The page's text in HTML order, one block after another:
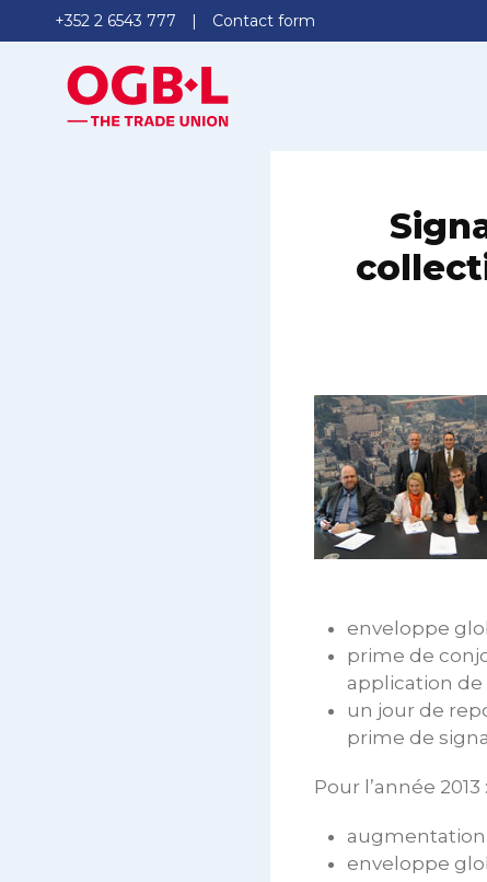
+352 2 6543 777 Contact form
enveloppe
prime de
application de
un jour de
prime de
Pour l’année 2013 :
augmentation
enveloppe